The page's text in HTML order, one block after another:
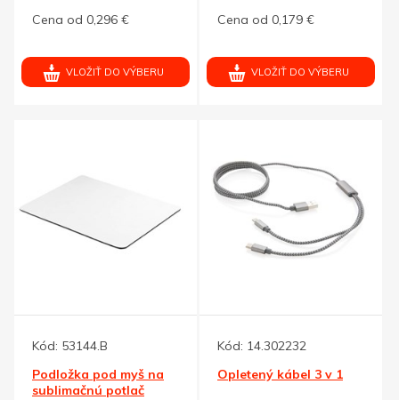
Cena od 0,296 €
VLOŽIŤ DO VÝBERU
Cena od 0,179 €
VLOŽIŤ DO VÝBERU
Kód: 53144.B
Podložka pod myš na
sublimačnú potlač
Kód: 14.302232
Opletený kábel 3 v 1